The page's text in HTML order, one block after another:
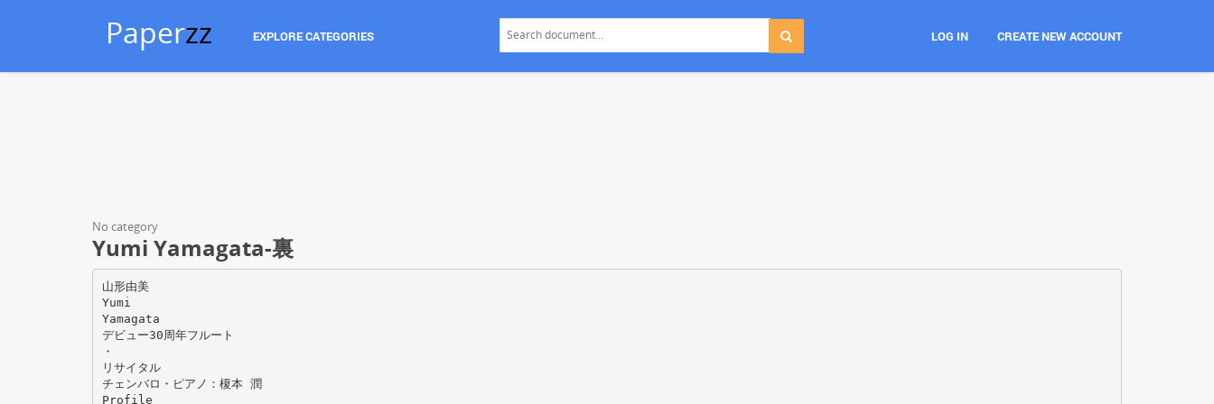
Paperzz EXPLORE CATEGORIES LOG IN CREATE NEW ACCOUNT
No category
Yumi Yamagata-裏
山形由美
Yumi
Yamagata
デビュー30周年フルート
・
リサイタル
チェンバロ・ピアノ：榎本 潤
Profile